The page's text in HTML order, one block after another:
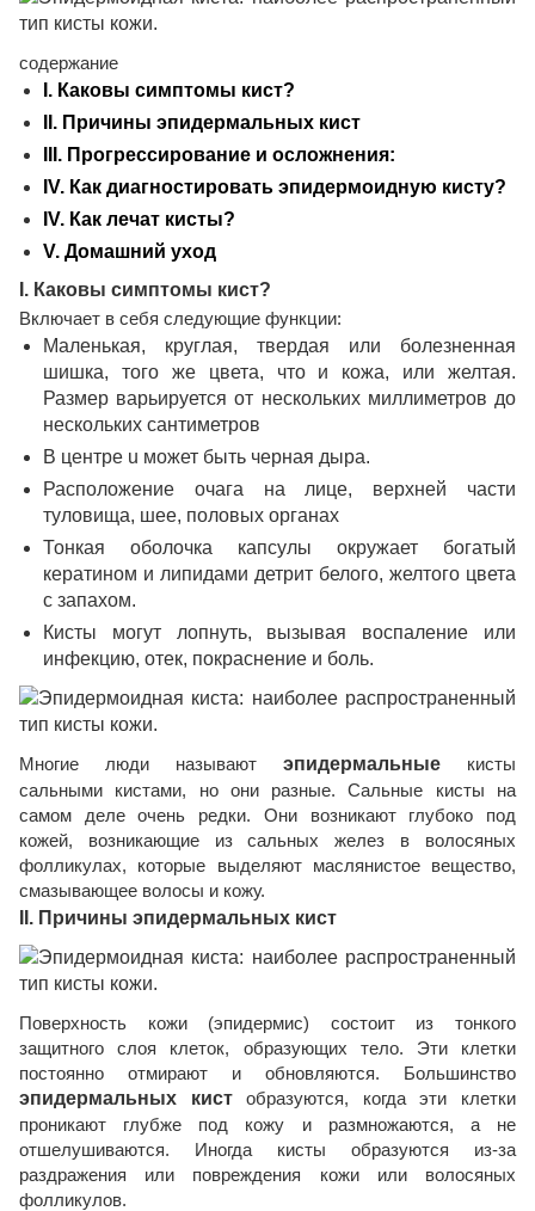
содержание
I. Каковы симптомы кист?
II. Причины эпидермальных кист
III. Прогрессирование и осложнения:
IV. Как диагностировать эпидермоидную кисту?
IV. Как лечат кисты?
V. Домашний уход
I. Каковы симптомы кист?
Включает в себя следующие функции:
Маленькая, круглая, твердая или болезненная
шишка, того же цвета, что и кожа, или желтая.
Размер варьируется от нескольких миллиметров до
нескольких сантиметров
В центре u может быть черная дыра.
Расположение очага на лице, верхней части
туловища, шее, половых органах
Тонкая оболочка капсулы окружает богатый
кератином и липидами детрит белого, желтого цвета
с запахом.
Кисты могут лопнуть, вызывая воспаление или
инфекцию, отек, покраснение и боль.
Многие люди называют эпидермальные кисты
сальными кистами, но они разные. Сальные кисты на
самом деле очень редки. Они возникают глубоко под
кожей, возникающие из сальных желез в волосяных
фолликулах, которые выделяют маслянистое вещество,
смазывающее волосы и кожу.
II. Причины эпидермальных кист
Поверхность кожи (эпидермис) состоит из тонкого
защитного слоя клеток, образующих тело. Эти клетки
постоянно отмирают и обновляются. Большинство
эпидермальных кистобразуются, когда эти клетки
проникают глубже под кожу и размножаются, а не
отшелушиваются. Иногда кисты образуются из-за
раздражения или повреждения кожи или волосяных
фолликулов.